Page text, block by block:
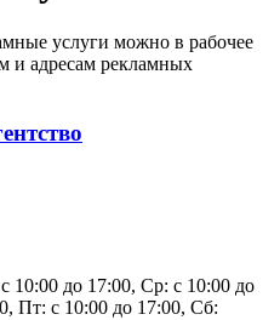
услуги можно в рабочее
и адресам рекламных
10:00 до 17:00, Ср: с 10:00 до
Пт: с 10:00 до 17:00, Сб: